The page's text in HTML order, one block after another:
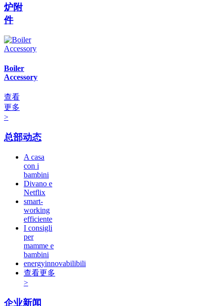
炉附
件
Boiler
Accessory
查看
更多
>
总部动态
A casa
con i
bambini
Divano e
Netflix
smart-
working
efficiente
I consigli
per
mamme e
bambini
energyinnovabilibili
查看更多
>
企业新闻